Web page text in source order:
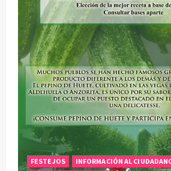
FESTEJOS
INFORMACIÓN AL